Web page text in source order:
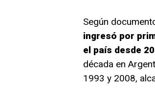
Según
ingresó por
el país desde
década en
1993 y 2008,